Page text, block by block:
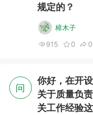
规定的？
樟木子
915 0 0
问
你好，在开
关于质量负
关工作经验